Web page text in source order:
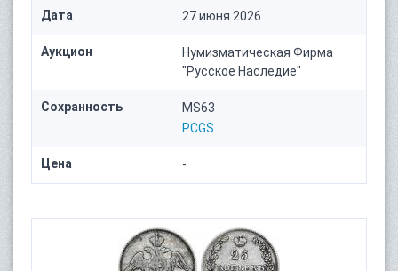
Дата 27 июня 2026
Аукцион
Нумизматическая Фирма
"Русское Наследие"
Сохранность
MS63
PCGS
Цена -